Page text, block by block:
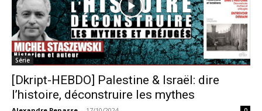
Série
[Dkript-HEBDO] Palestine & Israël: dire
l’histoire, déconstruire les mythes